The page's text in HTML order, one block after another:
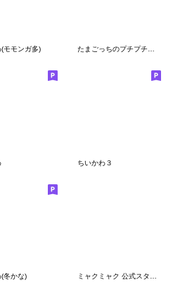
(モモンガ多) たまごっちのプチプチおみせっち
ちいかわ３
(冬かな)